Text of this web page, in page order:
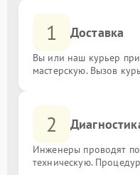
1 Доставка
Вы или наш курьер
мастерскую. Вызов
2
Инженеры проводят
техническую.